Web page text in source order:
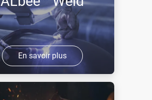
En savoir plus